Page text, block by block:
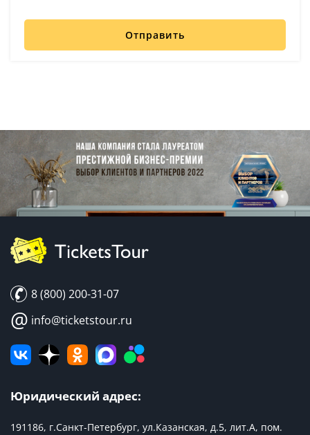
Отправить
8 (800) 200-31-07
@ info@ticketstour.ru
Юридический адрес:
191186, г.Санкт-Петербург, ул.Казанская, д.5, лит.А, пом.